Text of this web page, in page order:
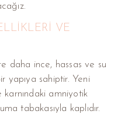
VE
daha ince, hassas ve su
yapıya sahiptir. Yeni
amniyotik
tabakasıyla kaplıdır.